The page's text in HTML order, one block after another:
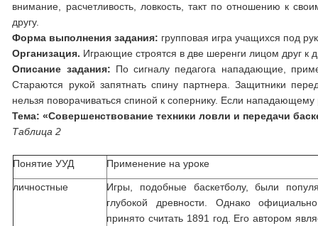
внимание, расчетливость, ловкость, такт по отношению к
другу.
Форма выполнения задания: групповая игра учащихся под
Организация. Играющие строятся в две шеренги лицом друг
Описание задания: По сигналу педагога нападающие,
Стараются рукой запятнать спину партнера. Защитники
нельзя поворачиваться спиной к сопернику. Если
Тема: «Совершенствование техники ловли и передачи
Таблица 2
Понятие УУД Применение на уроке
личностные
Игры, подобные баскетболу, были
глубокой древности. Однако
принято считать 1891 год. Его автором